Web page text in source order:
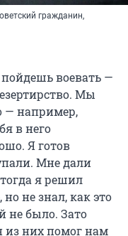
гражданин,
воевать —
Мы
— например,
в него
Я готов
Мне дали
я решил
не знал, как это
не было. Зато
них помог нам